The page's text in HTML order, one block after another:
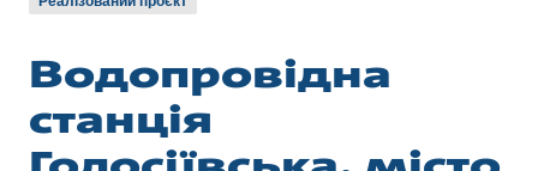
Водопровідна
станція